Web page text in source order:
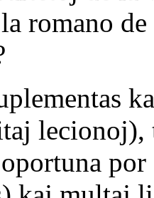
romano
lecionoj),